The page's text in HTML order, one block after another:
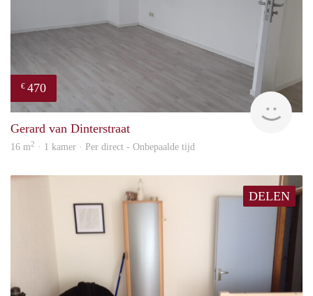
€ 470
Gerard van Dinterstraat
16 m2 · 1 kamer · Per direct - Onbepaalde tijd
DELEN